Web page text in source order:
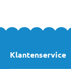
Klantenservice